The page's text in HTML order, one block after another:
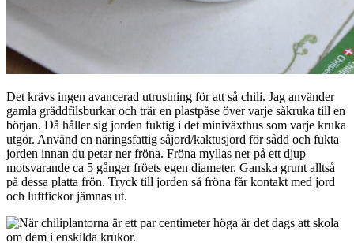
Det krävs ingen avancerad utrustning för att så chili. Jag använder
gamla gräddfilsburkar och trär en plastpåse över varje såkruka till en
början. Då håller sig jorden fuktig i det miniväxthus som varje kruka
utgör. Använd en näringsfattig såjord/kaktusjord för sådd och fukta
jorden innan du petar ner fröna. Fröna myllas ner på ett djup
motsvarande ca 5 gånger fröets egen diameter. Ganska grunt alltså
på dessa platta frön. Tryck till jorden så fröna får kontakt med jord
och luftfickor jämnas ut.